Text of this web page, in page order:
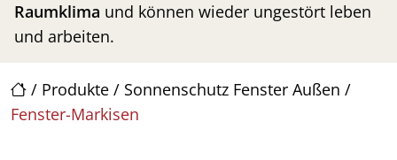
/ Produkte / Sonnenschutz Fenster Außen /
Fenster-Markisen
Raumklima und können wieder ungestört leben
und arbeiten.